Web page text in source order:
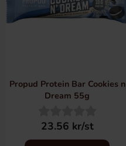
Propud Protein Bar Cookies n
Dream 55g
23.56 kr/st